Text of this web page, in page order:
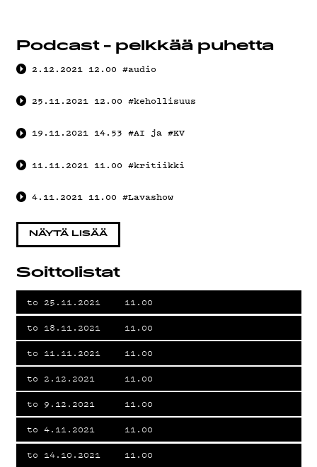
G
LIVELAB
Podcast - pelkkää puhetta
2.12.2021 12.00 #audio
25.11.2021 12.00 #kehollisuus
19.11.2021 14.53 #AI ja #KV
11.11.2021 11.00 #kritiikki
4.11.2021 11.00 #Lavashow
NÄYTÄ LISÄÄ
Soittolistat
to 25.11.2021 11.00
to 18.11.2021 11.00
to 11.11.2021 11.00
to 2.12.2021 11.00
to 9.12.2021 11.00
to 4.11.2021 11.00
to 14.10.2021 11.00